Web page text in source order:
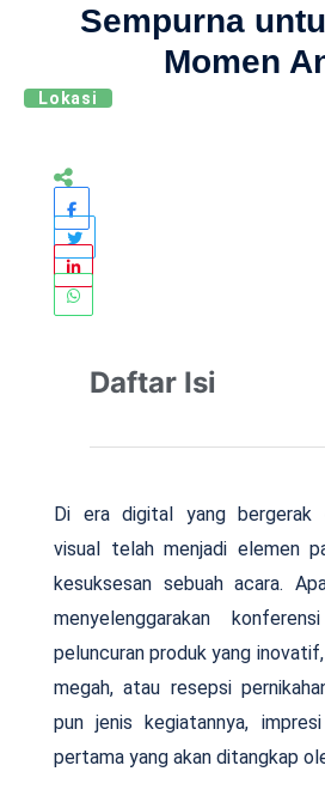
Sempurna
Momen
Lokasi
Daftar Isi
Di era digital yang bergerak
visual telah menjadi elemen
kesuksesan sebuah acara.
menyelenggarakan
peluncuran produk yang
megah, atau resepsi
pun jenis kegiatannya,
pertama yang akan ditangkap